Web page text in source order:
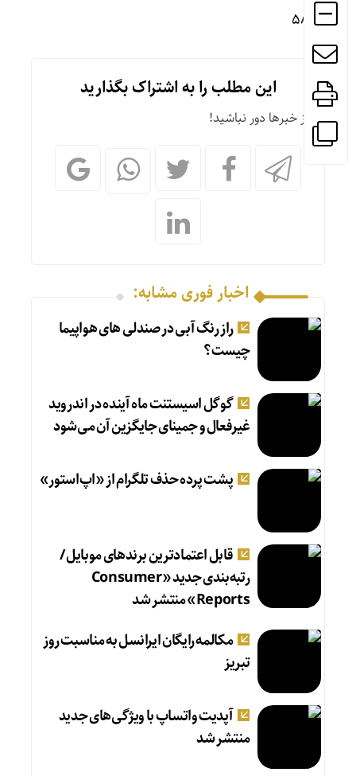
۵۸۵۸
این مطلب را به اشتراک بگذارید
از خبرها دور نباشید!
اخبار فوری مشابه:
راز رنگ آبی در صندلی های هواپیما
چیست؟
گوگل اسیستنت ماه آینده در اندروید
غیرفعال و جمینای جایگزین آن می‌شود
پشت پرده حذف تلگرام از «اپ‌استور»
قابل اعتمادترین برندهای موبایل /
رتبه‌بندی جدید «Consumer
Reports» منتشر شد
مکالمه رایگان ایرانسل به مناسبت روز
تبریز
آپدیت‌ واتساپ با ویژگی‌های جدید
منتشر شد